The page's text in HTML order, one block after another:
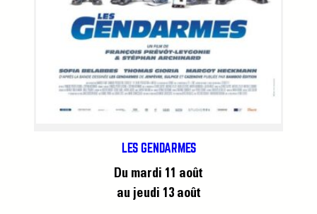
LES GENDARMES
Du mardi 11 août
au jeudi 13 août